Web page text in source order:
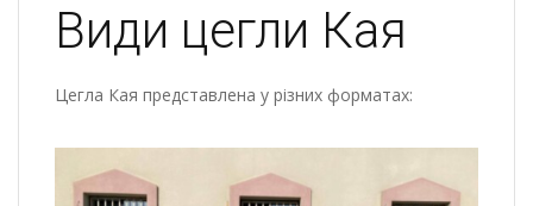
Види цегли Кая
Цегла Кая представлена у різних форматах: